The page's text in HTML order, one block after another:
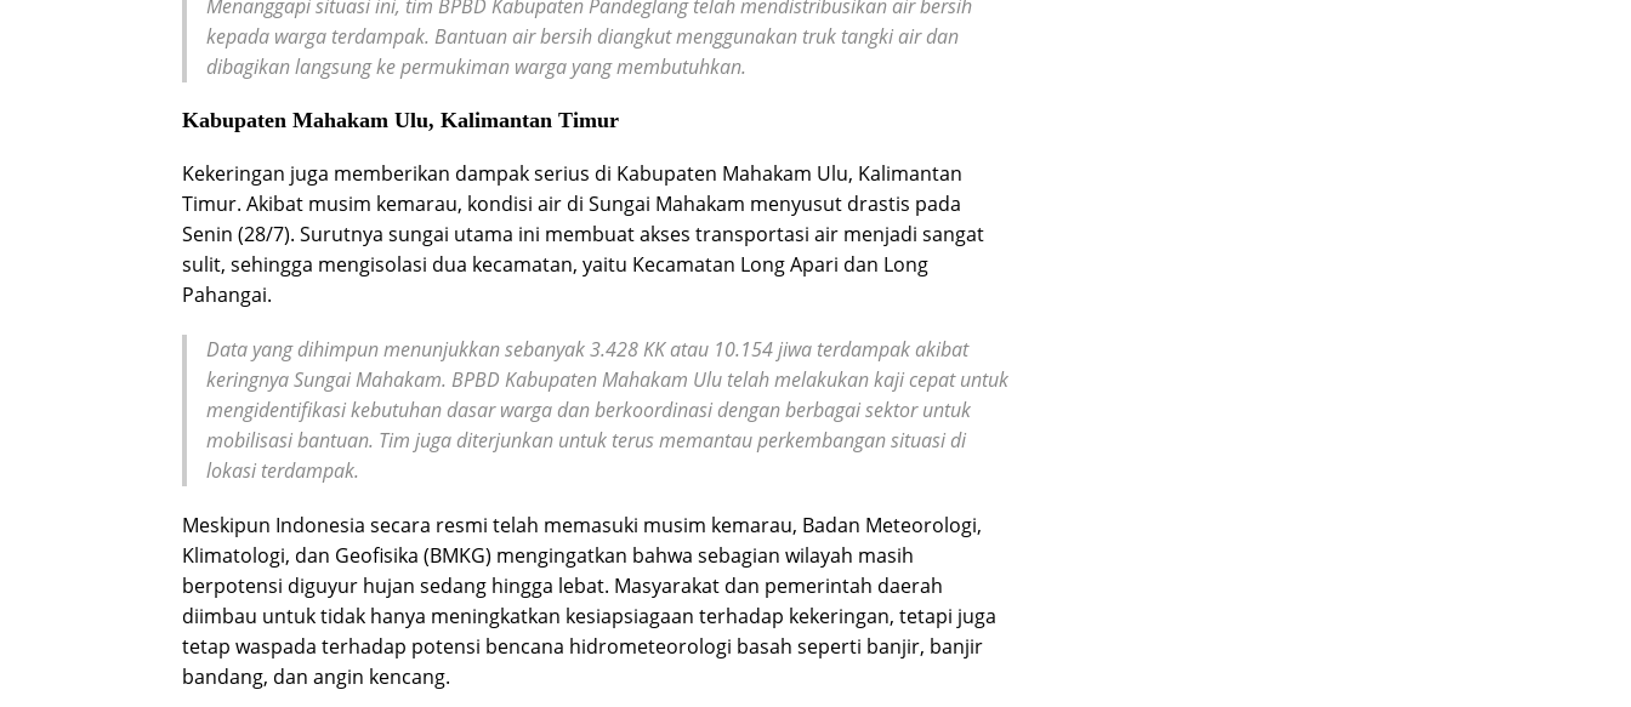
Menanggapi situasi ini, tim BPBD Kabupaten Pandeglang telah mendistribusikan air bersih
kepada warga terdampak. Bantuan air bersih diangkut menggunakan truk tangki air dan
dibagikan langsung ke permukiman warga yang membutuhkan.
Kabupaten Mahakam Ulu, Kalimantan Timur
Kekeringan juga memberikan dampak serius di Kabupaten Mahakam Ulu, Kalimantan
Timur. Akibat musim kemarau, kondisi air di Sungai Mahakam menyusut drastis pada
Senin (28/7). Surutnya sungai utama ini membuat akses transportasi air menjadi sangat
sulit, sehingga mengisolasi dua kecamatan, yaitu Kecamatan Long Apari dan Long
Pahangai.
Data yang dihimpun menunjukkan sebanyak 3.428 KK atau 10.154 jiwa terdampak akibat
keringnya Sungai Mahakam. BPBD Kabupaten Mahakam Ulu telah melakukan kaji cepat untuk
mengidentifikasi kebutuhan dasar warga dan berkoordinasi dengan berbagai sektor untuk
mobilisasi bantuan. Tim juga diterjunkan untuk terus memantau perkembangan situasi di
lokasi terdampak.
Meskipun Indonesia secara resmi telah memasuki musim kemarau, Badan Meteorologi,
Klimatologi, dan Geofisika (BMKG) mengingatkan bahwa sebagian wilayah masih
berpotensi diguyur hujan sedang hingga lebat. Masyarakat dan pemerintah daerah
diimbau untuk tidak hanya meningkatkan kesiapsiagaan terhadap kekeringan, tetapi juga
tetap waspada terhadap potensi bencana hidrometeorologi basah seperti banjir, banjir
bandang, dan angin kencang.